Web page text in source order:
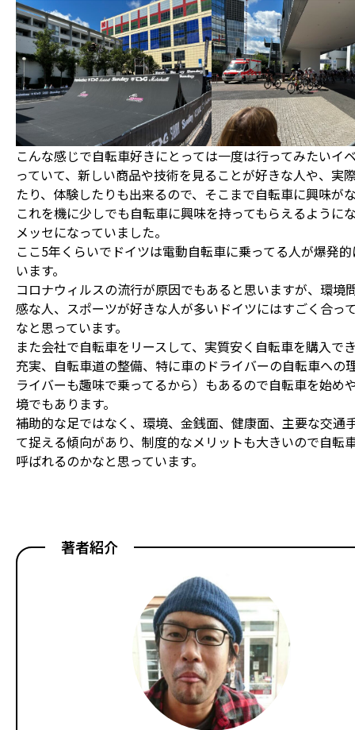
こんな感じで自転車好きにとっては一度は行ってみたいイ
っていて、新しい商品や技術を見ることが好きな人や、実
たり、体験したりも出来るので、そこまで自転車に興味が
これを機に少しでも自転車に興味を持ってもらえるように
メッセになっていました。
ここ5年くらいでドイツは電動自転車に乗ってる人が爆発
います。
コロナウィルスの流行が原因でもあると思いますが、環境
感な人、スポーツが好きな人が多いドイツにはすごく合っ
なと思っています。
また会社で自転車をリースして、実質安く自転車を購入で
充実、自転車道の整備、特に車のドライバーの自転車への
ライバーも趣味で乗ってるから）もあるので自転車を始め
境でもあります。
補助的な足ではなく、環境、金銭面、健康面、主要な交通
て捉える傾向があり、制度的なメリットも大きいので自転
呼ばれるのかなと思っています。
著者紹介